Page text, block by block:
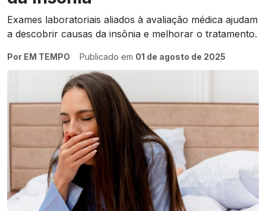
Exames laboratoriais aliados à avaliação médica ajudam
a descobrir causas da insônia e melhorar o tratamento.
Por EM TEMPO Publicado em 01 de agosto de 2025